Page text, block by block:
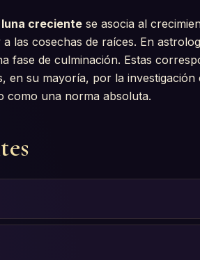
luna creciente se asocia al
las cosechas de raíces. En
fase de culminación. Estas
en su mayoría, por la
como una norma absoluta.